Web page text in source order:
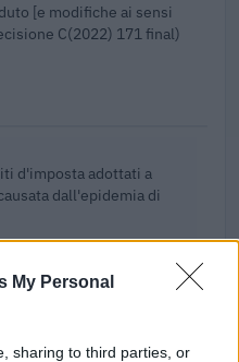
My Personal
sharing to third parties, or
[e modifiche ai sensi
C(2022) 171 final)
d'imposta adottati a
dall'epidemia di